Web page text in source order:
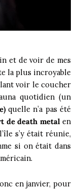
et de voir de mes
la plus incroyable
voir le coucher
quotidien (un
quelle n’a pas été
de death metalen
s’y était réunie,
si on était dans
en janvier, pour